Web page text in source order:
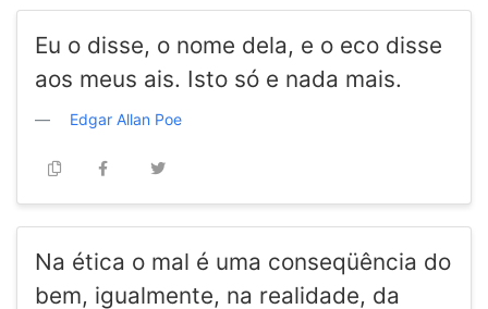
Eu o disse, o nome dela, e o eco disse
aos meus ais. Isto só e nada mais.
Edgar Allan Poe
Na ética o mal é uma conseqüência do
bem, igualmente, na realidade, da